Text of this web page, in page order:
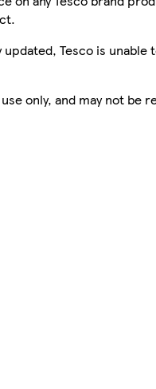
Tesco is
only, and may not